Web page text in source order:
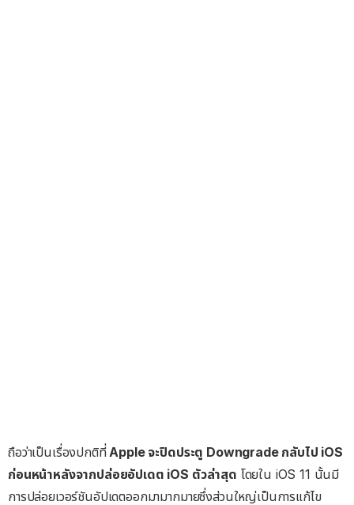
ถือว่าเป็นเรื่องปกติที่Apple จะปิดประตู Downgrade กลับไป iOS
ก่อนหน้าหลังจากปล่อยอัปเดต iOS ตัวล่าสุด โดยใน iOS 11 นั้นมี
การปล่อยเวอร์ชันอัปเดตออกมามากมายซึ่งส่วนใหญ่เป็นการแก้ไข